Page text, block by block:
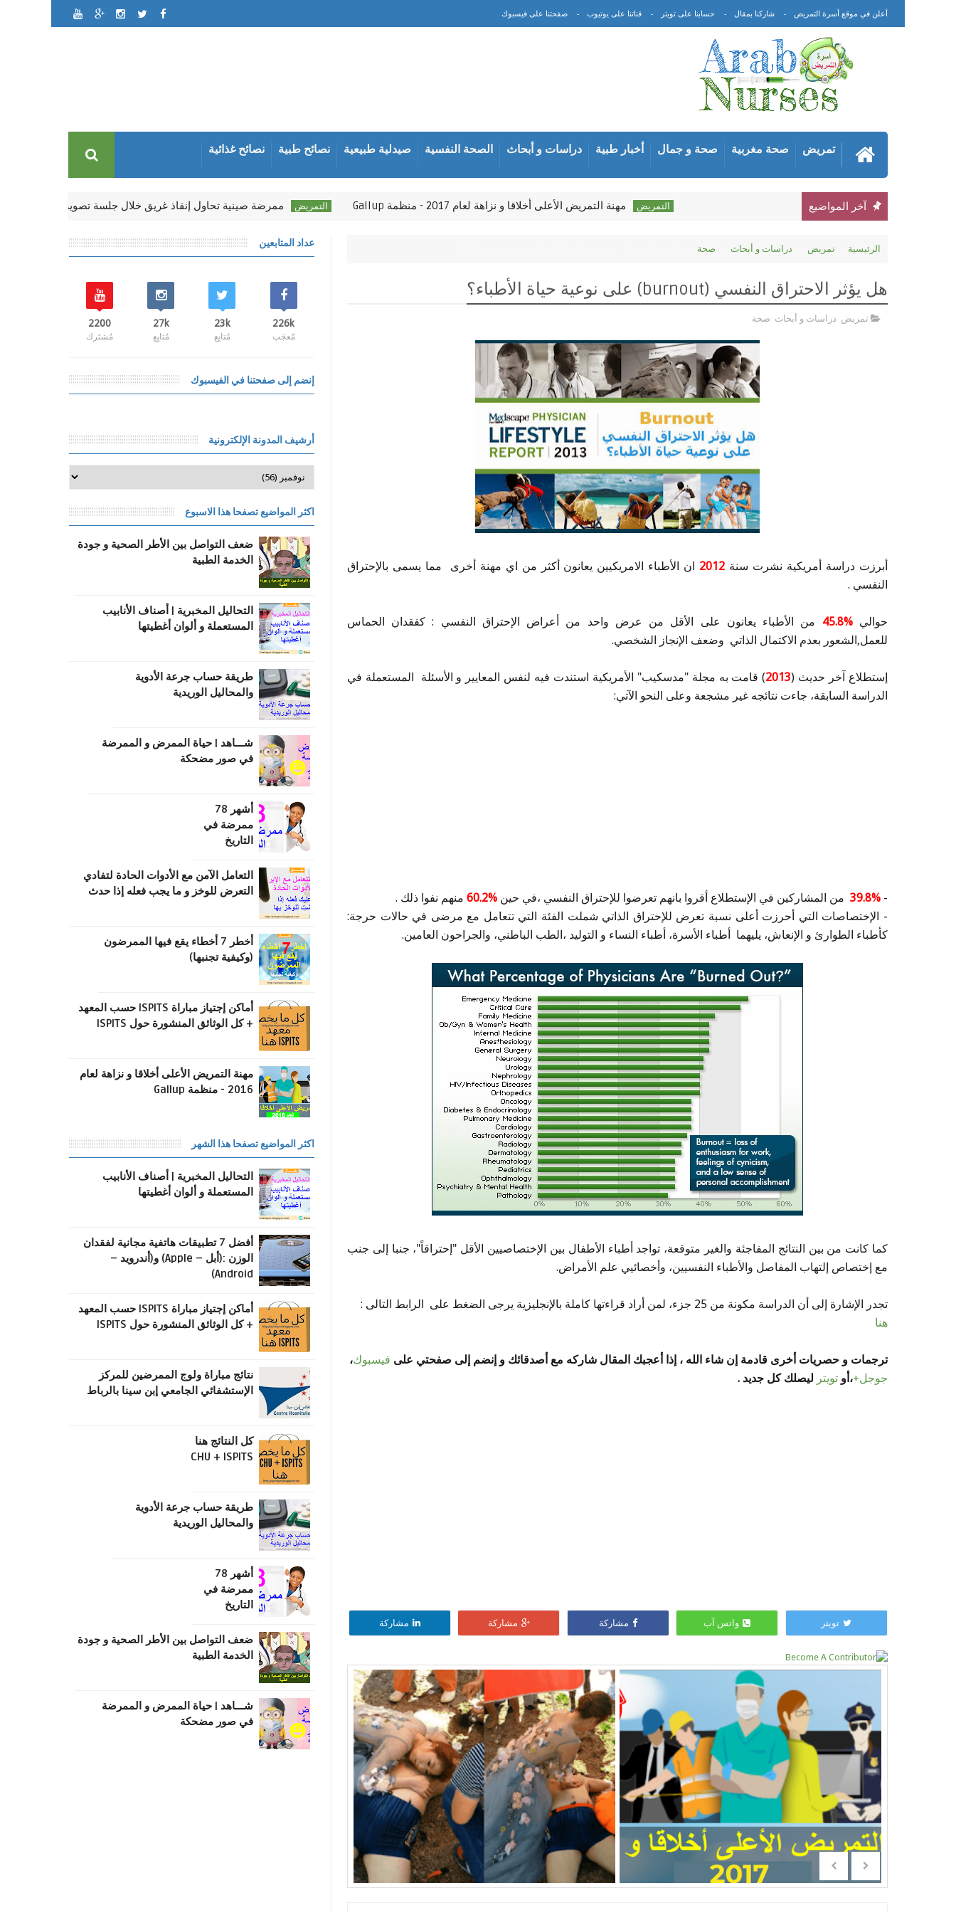
أعلن في موقع أسرة التمريض شاركنا بمقال حسابنا على تويتر قناتنا على يوتيوب صفحتنا على فيسبوك
تمريض صحة مغربية صحة و جمال أخبار طبية دراسات و أبحاث الصحة النفسية صيدلية طبيعية نصائح طبية نصائح غذائية
آخر المواضيع التمريض مهنة التمريض اﻷعلى أخلاقا و نزاهة لعام 2017 - منظمة Gallup التمريض ممرضة صينية تحاول إنقاذ غريق خلال جلسة تصوير زفافها وتدمّر
الرئيسية تمريض دراسات و أبحاث صحة
هل يؤثر الاحتراق النفسي (burnout) على نوعية حياة الأطباء؟
تمريض دراسات و أبحاث صحة
أبرزت دراسة أمريكية نشرت سنة 2012 ان الأطباء الامريكيين يعانون أكثر من اي مهنة أخرى مما يسمى بالإحتراق
النفسي .
حوالي%45.8
من الأطباء يعانون على الأقل من عرض واحد من أعراض الإحتراق النفسي : كفقدان الحماس
للعمل,الشعور بعدم الاكتمال الذاتي وضعف الإنجاز الشخصي.
إستطلاع آخر حديث (2013) قامت به مجلة "مدسكيب" الأمريكية استندت فيه لنفس المعايير و الأسئلة المستعملة في
الدراسة السابقة، جاءت نتائجه غير مشجعة وعلى النحو الآتي:
-
39.8% من المشاركين في الإستطلاع أقروا بانهم تعرضوا للإحتراق النفسي ،في حين %60.2
منهم نفوا ذلك .
- الإختصاصات التي أحرزت أعلى نسبة تعرض للإحتراق الذاتي شملت الفئة التي تتعامل مع مرضى في حالات حرجة:
كأطباء الطوارئ و الإنعاش، يليهما أطباء الأسرة، أطباء النساء و التوليد ،الطب الباطني، والجراحون العامين.
كما كانت من بين النتائج المفاجئة والغير متوقعة، تواجد أطباء الأطفال بين الإختصاصيين الأقل "إحتراقاً"، جنبا إلى جنب
مع إختصاص إلتهاب المفاصل والأطباء النفسيين، وأخصائيي علم الأمراض.
تجدر الإشارة إلى أن الدراسة مكونة من 25 جزء، لمن أراد قراءتها كاملة بالإنجليزية يرجى الضغط على الرابط التالى :
هنا
ترجمات و حصريات أخرى قادمة إن شاء الله ، إذا أعجبك المقال شاركه مع أصدقائك و إنضم إلى صفحتي على فيسبوك،
جوجل+،أو تويتر ليصلك كل جديد .
تويتر واتس آب مشاركة مشاركة مشاركة
عداد المتابعين
226k
مُعجَب
23k
مُتابِع
27k
مُتابِع
2200
مُشتَرك
إنضم إلى صفحتنا في الفيسبوك
أرشيف المدونة الإلكترونية
اكثر المواضيع تصفحا هذا الاسبوع
ضعف التواصل بين الأطر الصحية و جودة
الخدمة الطبية
التحاليل المخبرية | أصناف الأنابيب
المستعملة و ألوان أغطيتها
طریقة حساب جرعة الأدویة
والمحالیل الوریدیة
شـــاهد | حياة الممرض و الممرضة
في صور مضحكة
أشهر 78
ممرضة في
التاريخ
التعامل الآمن مع الأدوات الحادة لتفادي
التعرض للوخز و ما يجب فعله إذا حدث
أخطر 7 أخطاء يقع فيها الممرضون
(وكيفية تجنبها)
أماكن إجتياز مباراة ISPITS حسب المعهد
+ كل الوثائق المنشورة حول ISPITS
مهنة التمريض اﻷعلى أخلاقا و نزاهة لعام
2016 - منظمة Gallup
اكثر المواضيع تصفحا هذا الشهر
التحاليل المخبرية | أصناف الأنابيب
المستعملة و ألوان أغطيتها
أفضل 7 تطبيقات هاتفية مجانية لفقدان
الوزن :(أبل – Apple) و(أندرويد –
Android)
أماكن إجتياز مباراة ISPITS حسب المعهد
+ كل الوثائق المنشورة حول ISPITS
نتائج مباراة ولوج الممرضين للمركز
الإستشفائي الجامعي إبن سينا بالرباط
كل النتائج هنا
CHU + ISPITS
طریقة حساب جرعة الأدویة
والمحالیل الوریدیة
أشهر 78
ممرضة في
التاريخ
ضعف التواصل بين الأطر الصحية و جودة
الخدمة الطبية
شـــاهد | حياة الممرض و الممرضة
في صور مضحكة